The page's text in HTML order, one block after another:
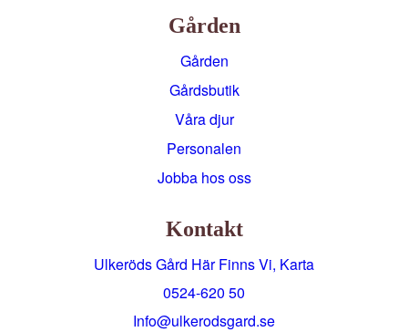
Gården
Gården
Gårdsbutik
Våra djur
Personalen
Jobba hos oss
Kontakt
Ulkeröds Gård Här Finns Vi, Karta
0524-620 50
info@ulkerodsgard.se